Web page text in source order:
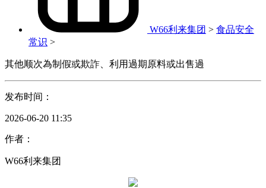
W66利来集团 > 食品安全
常识 >
其他顺次為制假或欺詐、利用過期原料或出售過
发布时间：
2026-06-20 11:35
作者：
W66利来集团